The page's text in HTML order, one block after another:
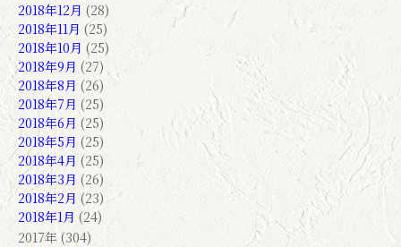
2018年12月 (28)
2018年11月 (25)
2018年10月 (25)
2018年9月 (27)
2018年8月 (26)
2018年7月 (25)
2018年6月 (25)
2018年5月 (25)
2018年4月 (25)
2018年3月 (26)
2018年2月 (23)
2018年1月 (24)
2017年 (304)